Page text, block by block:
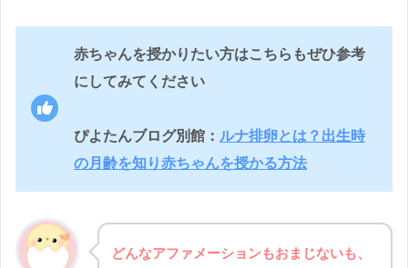
赤ちゃんを授かりたい方はこちらもぜひ参考
にしてみてください
ぴよたんブログ別館： ルナ排卵とは？出生時
の月齢を知り赤ちゃんを授かる方法
どんなアファメーションもおまじないも、